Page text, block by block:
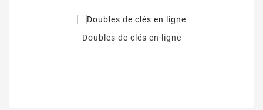
Doubles de clés en ligne